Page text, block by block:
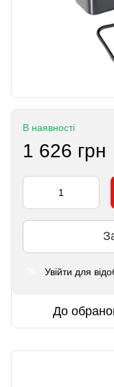
В наявності
1 626 грн
Увійти для
До